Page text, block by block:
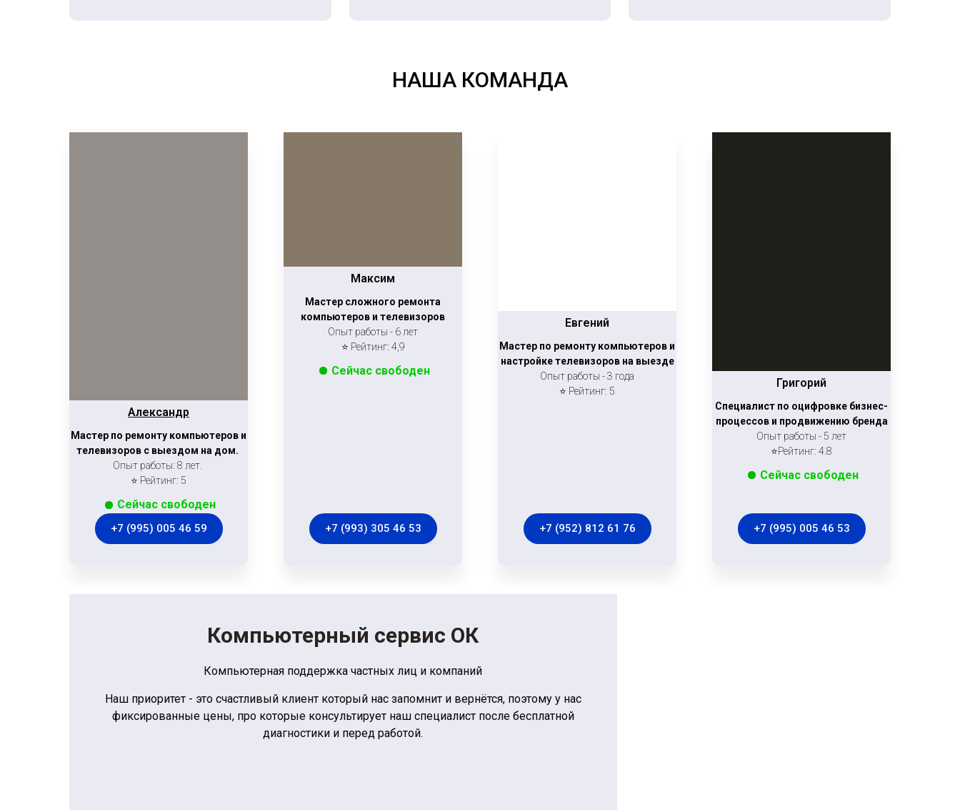
НАША КОМАНДА
Александр
Мастер по ремонту компьютеров и
телевизоров с выездом на дом.
Опыт работы: 8 лет.
⭐ Рейтинг: 5
Сейчас свободен
+7 (995) 005 46 59
Максим
Мастер сложного ремонта
компьютеров и телевизоров
Опыт работы - 6 лет
⭐ Рейтинг: 4,9
Сейчас свободен
+7 (993) 305 46 53
Евгений
Мастер по ремонту компьютеров и
настройке телевизоров на выезде
Опыт работы - 3 года
⭐ Рейтинг: 5
+7 (952) 812 61 76
Григорий
Специалист по оцифровке бизнес-
процессов и продвижению бренда
Опыт работы - 5 лет
⭐Рейтинг: 4.8
Сейчас свободен
+7 (995) 005 46 53
Компьютерный сервис ОК
Компьютерная поддержка частных лиц и компаний
Наш приоритет - это счастливый клиент который нас запомнит и вернётся, поэтому у нас
фиксированные цены, про которые консультирует наш специалист после бесплатной
диагностики и перед работой.